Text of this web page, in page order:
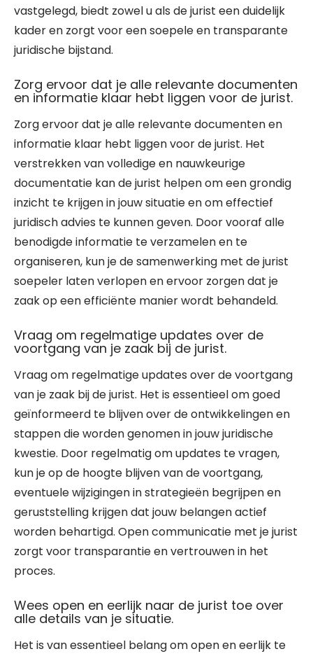
vastgelegd, biedt zowel u als de jurist een duidelijk
kader en zorgt voor een soepele en transparante
juridische bijstand.
Zorg ervoor dat je alle relevante documenten
en informatie klaar hebt liggen voor de jurist.
Zorg ervoor dat je alle relevante documenten en
informatie klaar hebt liggen voor de jurist. Het
verstrekken van volledige en nauwkeurige
documentatie kan de jurist helpen om een grondig
inzicht te krijgen in jouw situatie en om effectief
juridisch advies te kunnen geven. Door vooraf alle
benodigde informatie te verzamelen en te
organiseren, kun je de samenwerking met de jurist
soepeler laten verlopen en ervoor zorgen dat je
zaak op een efficiënte manier wordt behandeld.
Vraag om regelmatige updates over de
voortgang van je zaak bij de jurist.
Vraag om regelmatige updates over de voortgang
van je zaak bij de jurist. Het is essentieel om goed
geïnformeerd te blijven over de ontwikkelingen en
stappen die worden genomen in jouw juridische
kwestie. Door regelmatig om updates te vragen,
kun je op de hoogte blijven van de voortgang,
eventuele wijzigingen in strategieën begrijpen en
geruststelling krijgen dat jouw belangen actief
worden behartigd. Open communicatie met je jurist
zorgt voor transparantie en vertrouwen in het
proces.
Wees open en eerlijk naar de jurist toe over
alle details van je situatie.
Het is van essentieel belang om open en eerlijk te